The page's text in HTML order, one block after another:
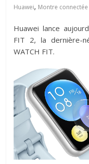
Huawei, Montre connectée
Huawei lance
FIT 2, la dernière-
WATCH FIT.